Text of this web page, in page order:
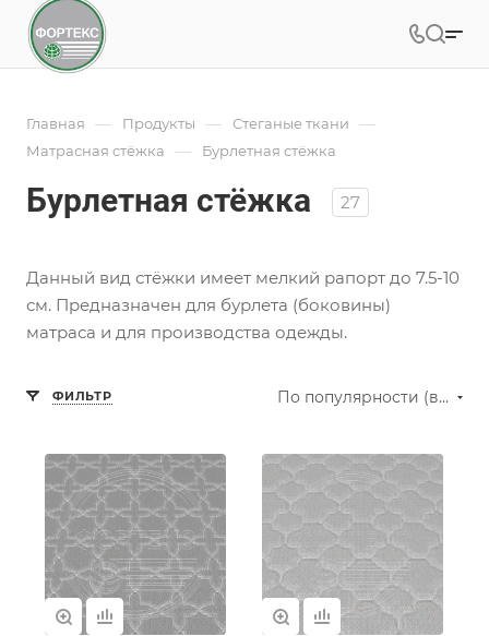
Главная — Продукты — Стеганые ткани —
Матрасная стёжка — Бурлетная стёжка
Бурлетная стёжка 27
Данный вид стёжки имеет мелкий рапорт до 7.5-10
см. Предназначен для бурлета (боковины)
матраса и для производства одежды.
ФИЛЬТР По популярности (возрастание)